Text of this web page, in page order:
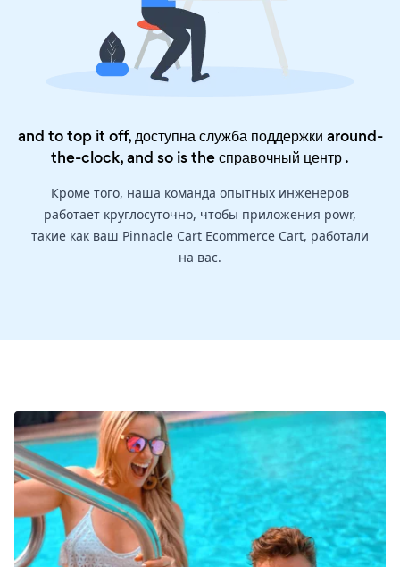
and to top it off, доступна служба поддержки around-
the-clock, and so is theсправочный центр.
Кроме того, наша команда опытных инженеров
работает круглосуточно, чтобы приложения powr,
такие как ваш Pinnacle Cart Ecommerce Cart, работали
на вас.